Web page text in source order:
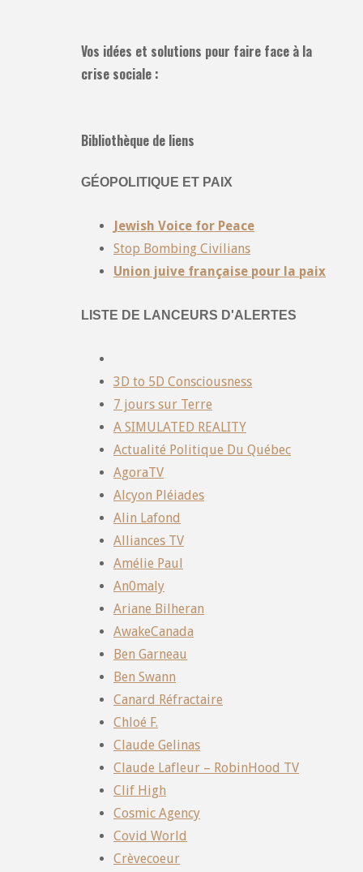
Vos idées et solutions pour faire face à la
crise sociale :
Bibliothèque de liens
GÉOPOLITIQUE ET PAIX
Jewish Voice for Peace
Stop Bombing Civilians
Union juive française pour la paix
LISTE DE LANCEURS D'ALERTES
3D to 5D Consciousness
7 jours sur Terre
A SIMULATED REALITY
Actualité Politique Du Québec
AgoraTV
Alcyon Pléiades
Alin Lafond
Alliances TV
Amélie Paul
An0maly
Ariane Bilheran
AwakeCanada
Ben Garneau
Ben Swann
Canard Réfractaire
Chloé F.
Claude Gelinas
Claude Lafleur – RobinHood TV
Clif High
Cosmic Agency
Covid World
Crèvecoeur